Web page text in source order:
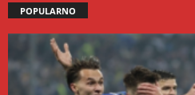
POPULARNO